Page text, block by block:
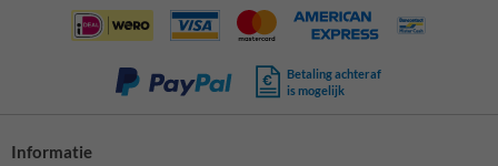
Betaling achteraf
is mogelijk
Informatie